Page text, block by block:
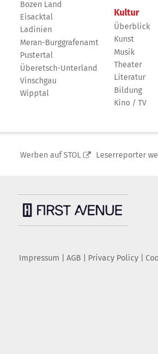
Bozen Land
Eisacktal
Ladinien
Meran-Burggrafenamt
Pustertal
Überetsch-Unterland
Vinschgau
Wipptal
Kultur
Überblick
Kunst
Musik
Theater
Literatur
Bildung
Kino / TV
Werben auf STOL Leserreporter
Impressum AGB Privacy Policy|